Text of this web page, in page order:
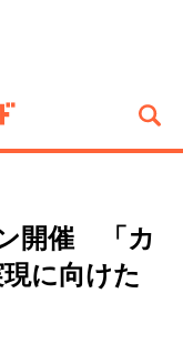
開催 「カ
に向けた